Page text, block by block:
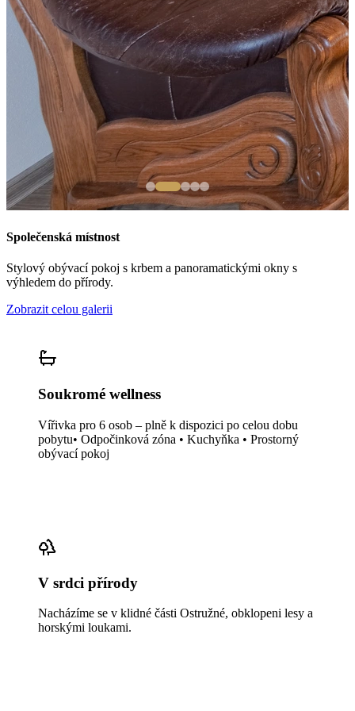
Společenská místnost
Stylový obývací pokoj s krbem a panoramatickými okny s
výhledem do přírody.
Zobrazit celou galerii
Soukromé wellness
Vířivka pro 6 osob – plně k dispozici po celou dobu
pobytu• Odpočinková zóna • Kuchyňka • Prostorný
obývací pokoj
V srdci přírody
Nacházíme se v klidné části Ostružné, obklopeni lesy a
horskými loukami.